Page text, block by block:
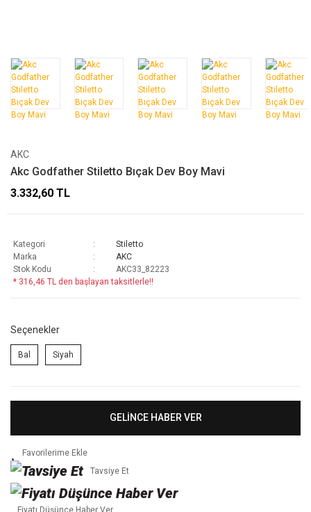
AKC
Akc Godfather Stiletto Bıçak Dev Boy Mavi
3.332,60 TL
Kategori
Stiletto
Marka
AKC
Stok Kodu
AKC33_82223
* 316,46 TL den başlayan taksitlerle!!
Seçenekler
Bal Siyah
GELİNCE HABER VER
Tavsiye Et
Fiyatı Düşünce Haber Ver